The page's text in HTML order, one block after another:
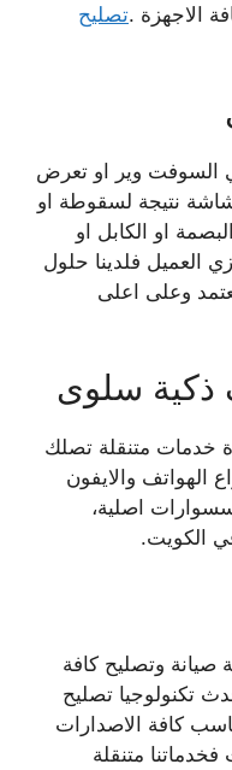
الاجهزة .تصليح
السوفت وير او تعرض
نتيجة لسقوطة او
او الكابل او
العميل فلدينا حلول
وعلى اعلى
ذكية سلوى
خدمات متنقلة تصلك
الهواتف والايفون
اصلية،
الكويت.
صيانة وتصليح كافة
تكنولوجيا تصليح
كافة الاصدارات
متنقلة